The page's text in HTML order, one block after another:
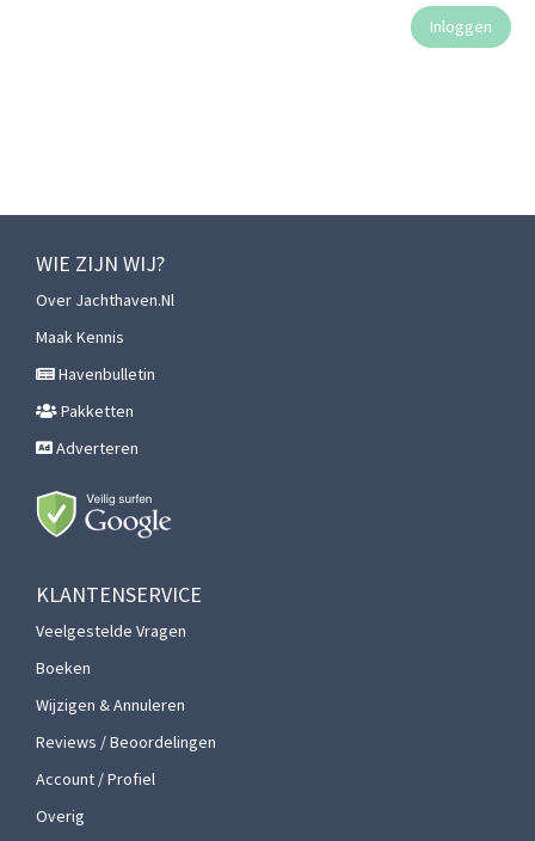
WIE ZIJN WIJ?
Over Jachthaven.nl
Maak Kennis
Havenbulletin
Pakketten
Adverteren
KLANTENSERVICE
Veelgestelde Vragen
Boeken
Wijzigen & Annuleren
Reviews / Beoordelingen
Account / Profiel
Overig